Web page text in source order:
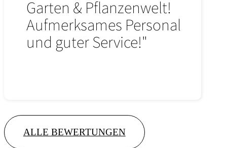
Garten & Pflanzenwelt!
Aufmerksames Personal
und guter Service!"
ALLE BEWERTUNGEN